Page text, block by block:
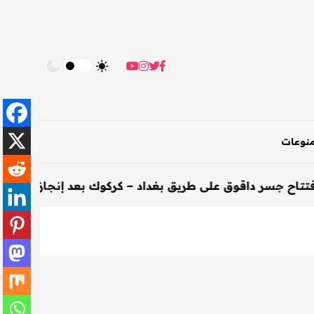
على طريق بغداد – كركوك بعد إنجازه خلال 200 يوم